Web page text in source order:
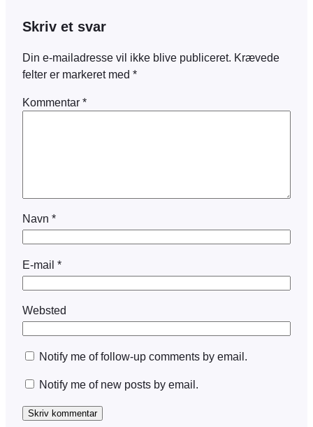
Skriv et svar
Din e-mailadresse vil ikke blive publiceret. Krævede
felter er markeret med *
Kommentar *
Navn *
E-mail *
Websted
Notify me of follow-up comments by email.
Notify me of new posts by email.